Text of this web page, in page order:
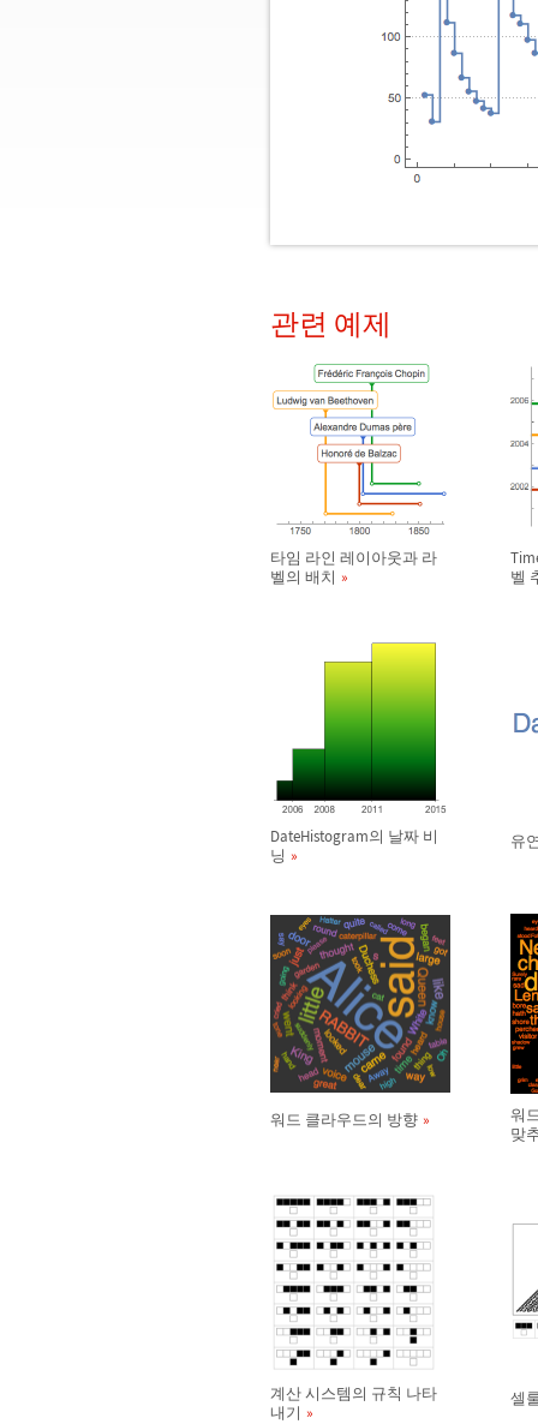
관련 예제
타임 라인 레이아웃과 라
벨의 배치
벨
DateHistogram의 날짜 비
닝
유
워드 클라우드의 방향
워
맞
계산 시스템의 규칙 나타
내기
셀